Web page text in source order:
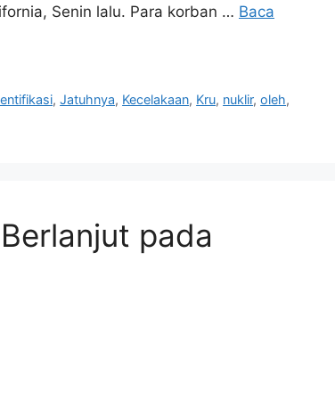
Senin lalu. Para korban … Baca
,Jatuhnya, Kecelakaan, Kru, nuklir,oleh,
pada